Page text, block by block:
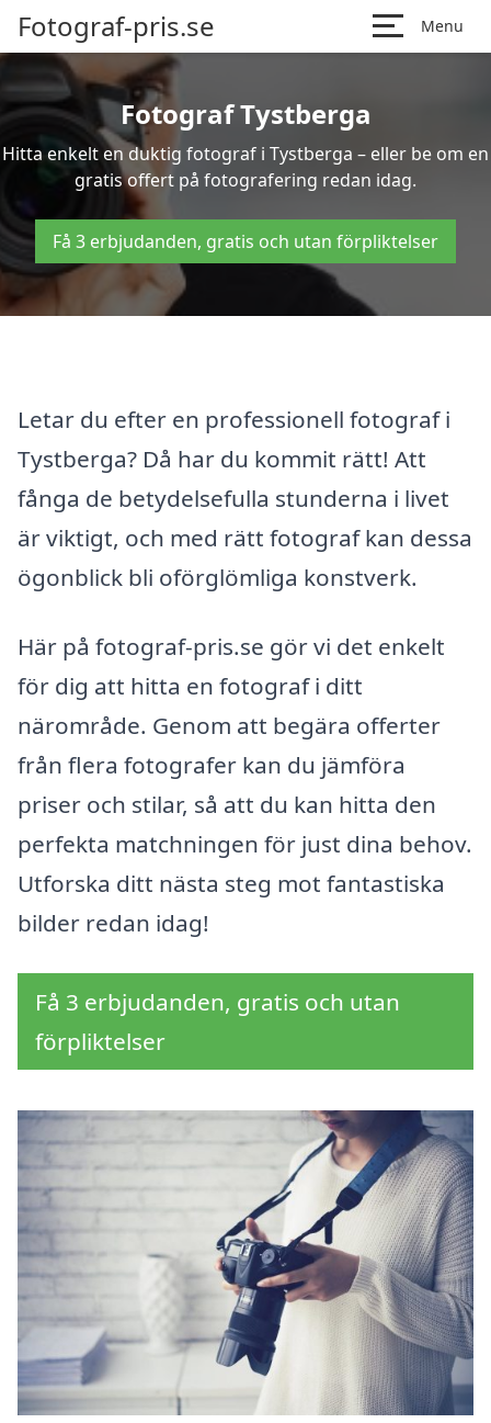
Fotograf-pris.se Menu
Fotograf Tystberga
Hitta enkelt en duktig fotograf i Tystberga – eller be om en
gratis offert på fotografering redan idag.
Få 3 erbjudanden, gratis och utan förpliktelser
Letar du efter en professionell fotograf i
Tystberga? Då har du kommit rätt! Att
fånga de betydelsefulla stunderna i livet
är viktigt, och med rätt fotograf kan dessa
ögonblick bli oförglömliga konstverk.
Här på fotograf-pris.se gör vi det enkelt
för dig att hitta en fotograf i ditt
närområde. Genom att begära offerter
från flera fotografer kan du jämföra
priser och stilar, så att du kan hitta den
perfekta matchningen för just dina behov.
Utforska ditt nästa steg mot fantastiska
bilder redan idag!
Få 3 erbjudanden, gratis och utan
förpliktelser